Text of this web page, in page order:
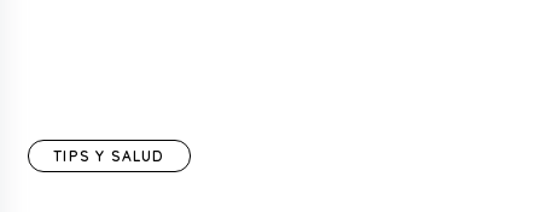
TIPS Y SALUD